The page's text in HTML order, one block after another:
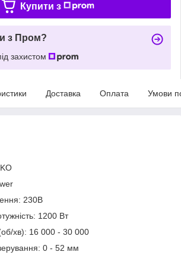
Купити з
з Пром?
захистом
Доставка Оплата Умови
230В
1200 Вт
хв): 16 000 - 30 000
0 - 52 мм